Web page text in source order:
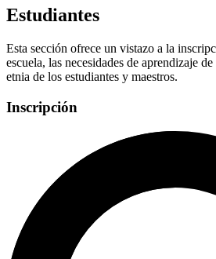
Estudiantes
Esta sección ofrece un vistazo a la
escuela, las necesidades de aprendizaje
etnia de los estudiantes y maestros.
Inscripción